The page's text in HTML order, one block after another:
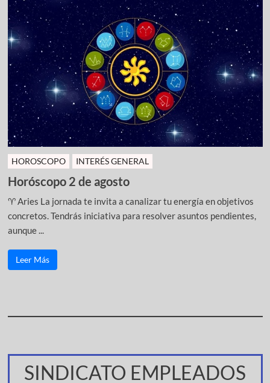
HOROSCOPO INTERÉS GENERAL
Horóscopo 2 de agosto
♈ Aries La jornada te invita a canalizar tu energía en objetivos
concretos. Tendrás iniciativa para resolver asuntos pendientes,
aunque ...
Leer Más
SINDICATO EMPLEADOS